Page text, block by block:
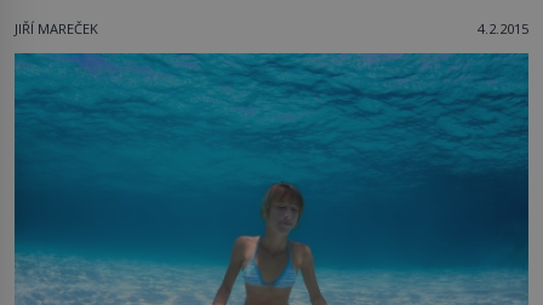
JIŘÍ MAREČEK 4.2.2015